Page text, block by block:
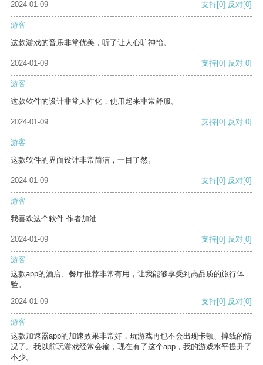
2024-01-09 支持[0] 反对[0]
游客
这款游戏的音乐非常优美，听了让人心旷神怡。
2024-01-09 支持[0] 反对[0]
游客
这款软件的设计非常人性化，使用起来非常舒服。
2024-01-09 支持[0] 反对[0]
游客
这款软件的界面设计非常简洁，一目了然。
2024-01-09 支持[0] 反对[0]
游客
我喜欢这个软件 作者加油
2024-01-09 支持[0] 反对[0]
游客
这款app的酒店、餐厅推荐非常有用，让我能够享受到高品质的旅行体
验。
2024-01-09
支持[0] 反对[0]
游客
这款加速器app的加速效果非常好，玩游戏再也不会出现卡顿、掉线的情
况了。我以前玩游戏经常会输，现在有了这个app，我的游戏水平提升了
不少。